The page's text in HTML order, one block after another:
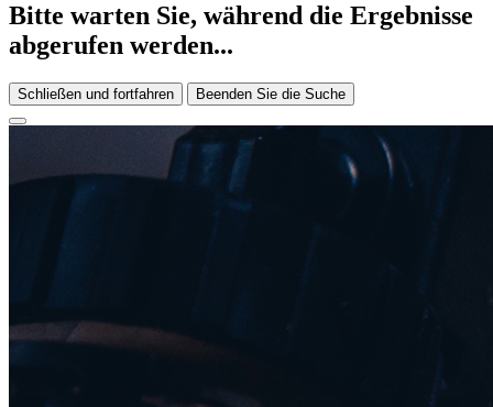
Bitte warten Sie, während die Ergebnisse
abgerufen werden...
Schließen und fortfahren Beenden Sie die Suche